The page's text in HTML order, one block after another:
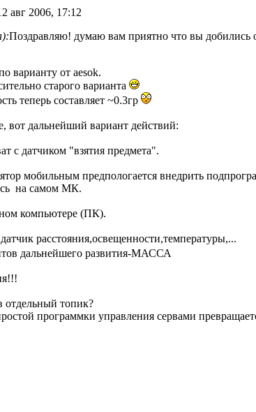
авг 2006, 17:12
Поздравляю! думаю вам приятно что вы добились
варианту от aesok.
старого варианта
теперь составляет ~0.3гр
вот дальнейший вариант действий:
с датчиком "взятия предмета".
мобильным предпологается внедрить
на самом МК.
компьютере (ПК).
расстояния,освещенности,температуры,...
дальнейшего развития-МАССА
отдельный топик?
программки управления сервами